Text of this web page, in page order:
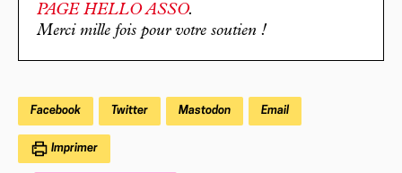
PAGE HELLO ASSO.
Merci mille fois pour votre soutien !
Facebook Twitter Mastodon Email
Imprimer